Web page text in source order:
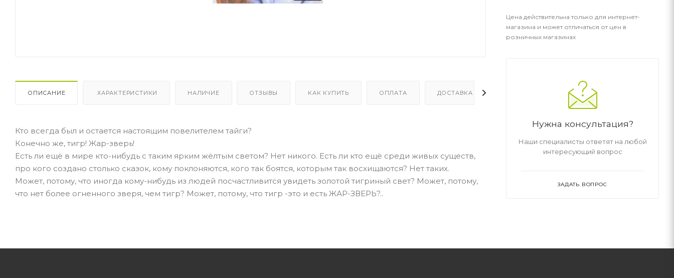
ОПИСАНИЕ ХАРАКТЕРИСТИКИ НАЛИЧИЕ ОТЗЫВЫ КАК КУПИТЬ ОПЛАТА ДОСТАВКА
Кто всегда был и остается настоящим повелителем тайги?
Конечно же, тигр! Жар-зверь!
Есть ли ещё в мире кто-нибудь с таким ярким жёлтым светом? Нет никого. Есть ли кто ещё среди живых существ,
про кого создано столько сказок, кому поклоняются, кого так боятся, которым так восхищаются? Нет таких.
Может, потому, что иногда кому-нибудь из людей посчастливится увидеть золотой тигриный свет? Может, потому,
что нет более огненного зверя, чем тигр? Может, потому, что тигр -это и есть ЖАР-ЗВЕРЬ?..
Цена действительна только для интернет-
магазина и может отличаться от цен в
розничных магазинах
Нужна консультация?
Наши специалисты ответят на любой
интересующий вопрос
ЗАДАТЬ ВОПРОС